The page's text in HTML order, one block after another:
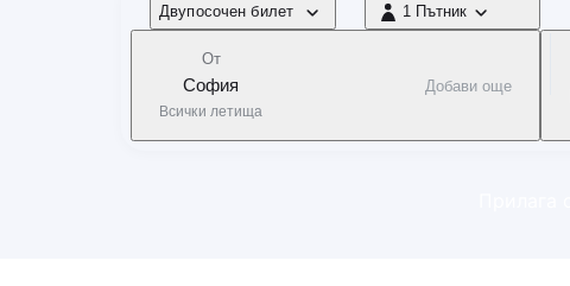
Двупосочен билет 1 Пътник
1 Пътник
От
София
Всички летища
Добави още